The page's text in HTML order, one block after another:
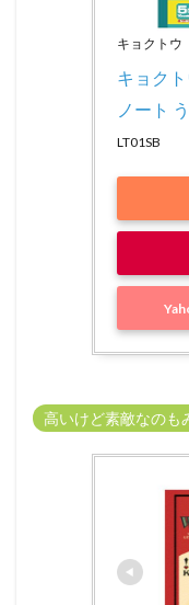
キョクトウ
キョク
ノート
LT01SB
高いけど素敵なのも